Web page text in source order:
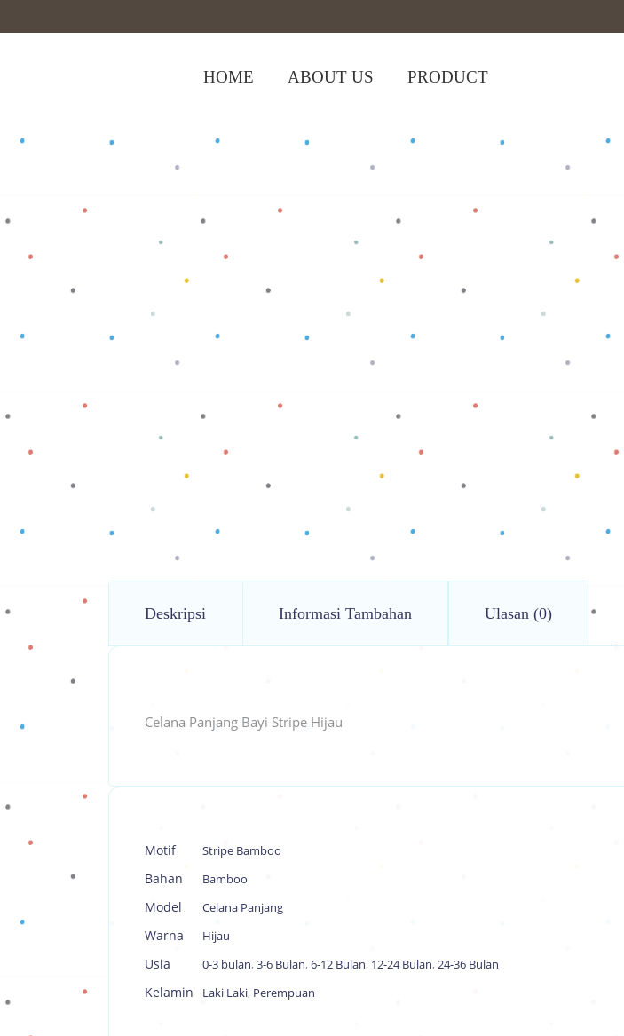
HOME ABOUT US PRODUCT
Shop> Celana Bayi Celana Panjang Stripe Hijau
Deskripsi Informasi Tambahan Ulasan (0)
Celana Panjang Bayi Stripe Hijau
Motif Stripe Bamboo
Bahan Bamboo
Model Celana Panjang
Warna Hijau
Usia 0-3 bulan, 3-6 Bulan, 6-12 Bulan, 12-24 Bulan, 24-36 Bulan
Kelamin Laki Laki, Perempuan